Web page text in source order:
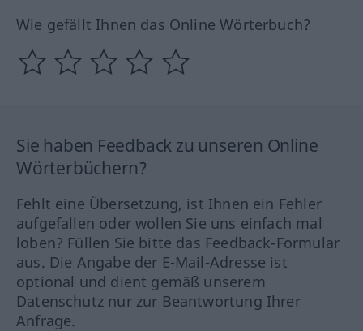
Wie gefällt Ihnen das Online Wörterbuch?
Sie haben Feedback zu unseren Online
Wörterbüchern?
Fehlt eine Übersetzung, ist Ihnen ein Fehler
aufgefallen oder wollen Sie uns einfach mal
loben? Füllen Sie bitte das Feedback-Formular
aus. Die Angabe der E-Mail-Adresse ist
optional und dient gemäß unserem
Datenschutz nur zur Beantwortung Ihrer
Anfrage.